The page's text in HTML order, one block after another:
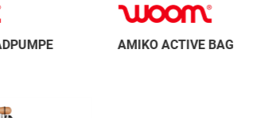
AMIKO ACTIVE BAG